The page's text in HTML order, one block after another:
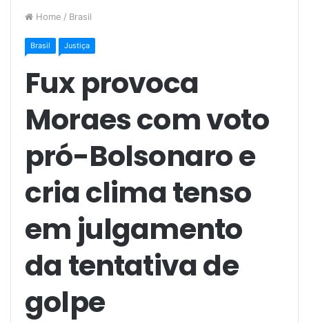
Home / Brasil
Brasil Justiça
Fux provoca
Moraes com voto
pró-Bolsonaro e
cria clima tenso
em julgamento
da tentativa de
golpe